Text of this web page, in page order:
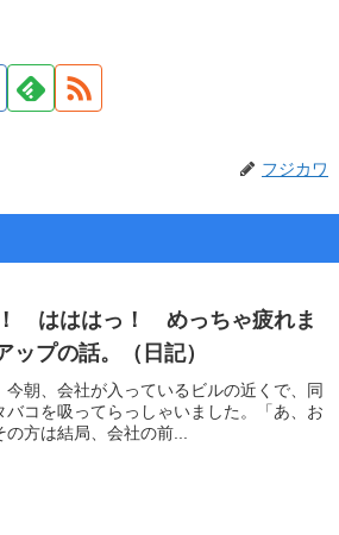
フジカワ
！ はははっ！ めっちゃ疲れま
プの話。（日記）
朝、会社が入っているビルの近くで、同
コを吸ってらっしゃいました。「あ、お
方は結局、会社の前...